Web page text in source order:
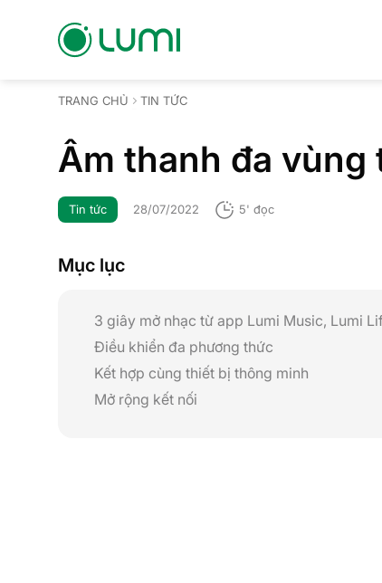
TRANG CHỦ TIN TỨC
Âm thanh đa vùng
Tin tức 28/07/2022 5' đọc
Mục lục
3 giây mở nhạc từ app Lumi Music, Lumi
Điều khiển đa phương thức
Kết hợp cùng thiết bị thông minh
Mở rộng kết nối